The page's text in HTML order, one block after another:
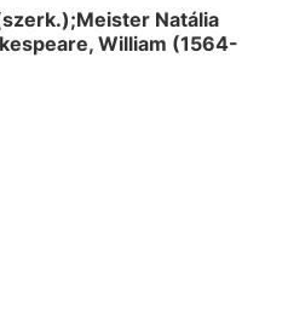
Natália
William (1564-